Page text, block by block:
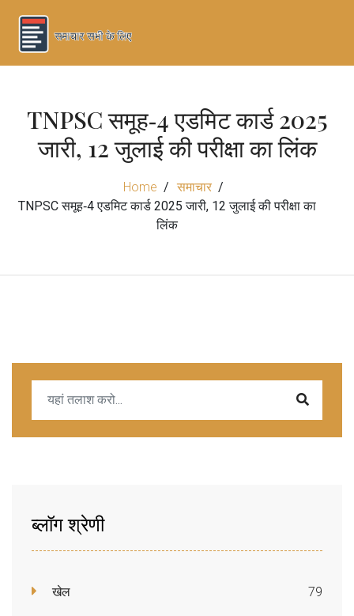
TNPSC समूह‑4 एडमिट कार्ड 2025
जारी, 12 जुलाई की परीक्षा का लिंक
Home
समाचार
TNPSC समूह‑4 एडमिट कार्ड 2025 जारी, 12 जुलाई की परीक्षा का
लिंक
ब्लॉग श्रेणी
खेल 79